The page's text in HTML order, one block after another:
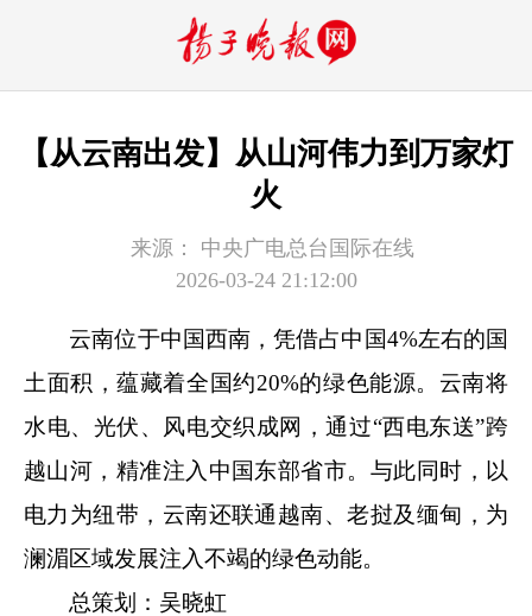
【从云南出发】从山河伟力到万家灯
火
来源：
中央广电总台国际在线
2026-03-24 21:12:00
云南位于中国西南，凭借占中国4%左右的国
土面积，蕴藏着全国约20%的绿色能源。云南将
水电、光伏、风电交织成网，通过“西电东送”跨
越山河，精准注入中国东部省市。与此同时，以
电力为纽带，云南还联通越南、老挝及缅甸，为
澜湄区域发展注入不竭的绿色动能。
总策划：吴晓虹